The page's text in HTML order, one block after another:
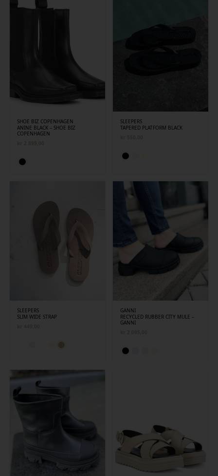
SHOE BIZ COPENHAGEN
ANINE BLACK – SHOE BIZ
COPENHAGEN
SLEEPERS
TAPERED PLATFORM BLACK
SLEEPERS
SLIM WIDE STRAP
GANNI
RECYCLED RUBBER CITY MULE –
GANNI